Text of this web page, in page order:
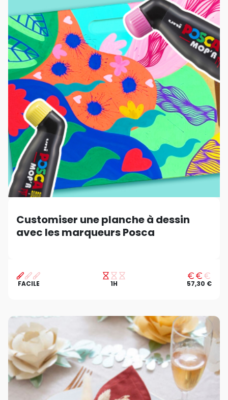
Customiser une planche à dessin
avec les marqueurs Posca
FACILE 1H 57,30 €